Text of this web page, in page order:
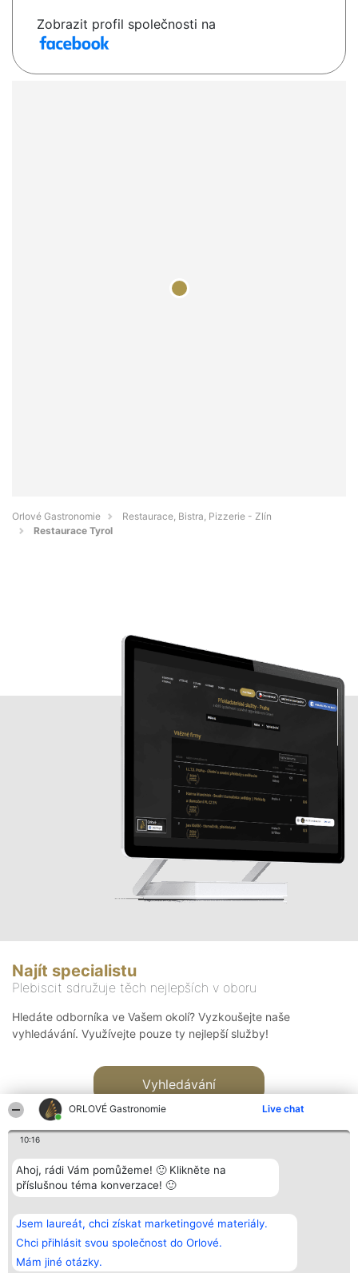
ORLOVÉ Gastronomie Live chat
10:16
Ahoj, rádi Vám pomůžeme! 🙂 Klikněte na
příslušnou téma konverzace! 🙂
Jsem laureát, chci získat marketingové materiály.
Chci přihlásit svou společnost do Orlové.
Mám jiné otázky.
Zobrazit profil společnosti na
Orlové Gastronomie
Restaurace, Bistra, Pizzerie - Zlín
Restaurace Tyrol
Najít specialistu
Plebiscit sdružuje těch nejlepších v oboru
Hledáte odborníka ve Vašem okolí? Vyzkoušejte naše
vyhledávání. Využívejte pouze ty nejlepší služby!
Vyhledávání
Bright Side Solutions sp. z o.
o. sp. k.
ul. Ruska 22
Wrocław 50-079
KRS 0000749100 | Regon
Vítězové
Seznam všech
laureátů
Zásady
Kontakt